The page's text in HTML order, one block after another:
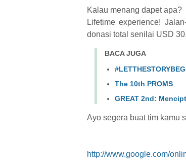
Kalau menang dapet apa?
Lifetime experience!
donasi total senilai USD
BACA JUGA
The 10th PROMS
GREAT 2nd:
Ayo segera buat tim kamu
http://www.google.com/